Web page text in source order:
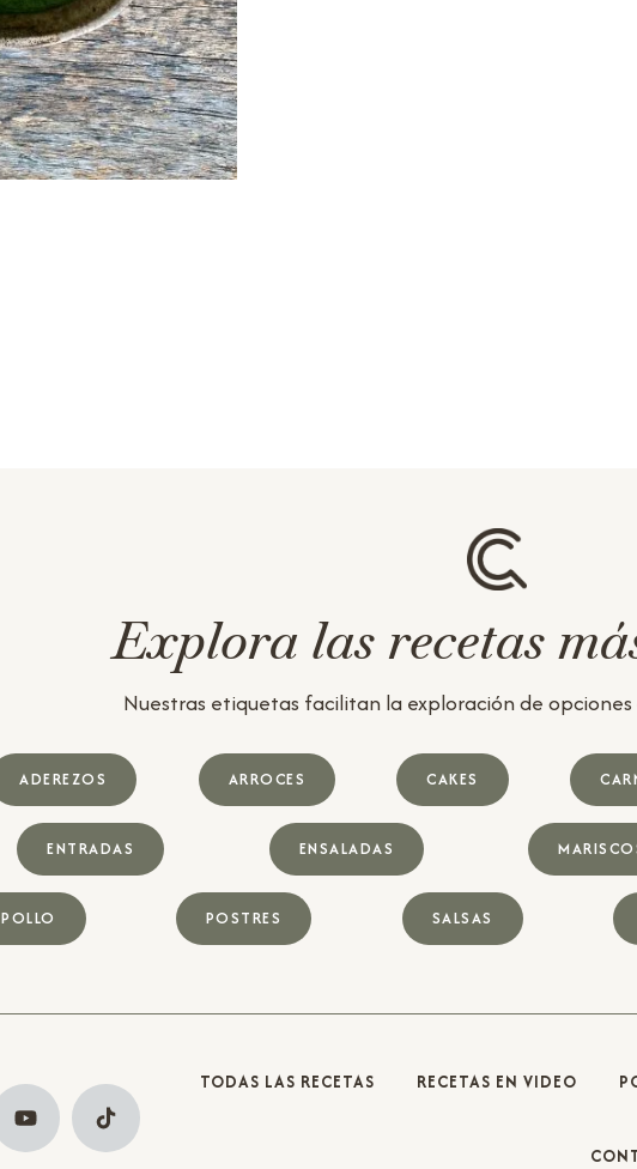
Explora las recetas
Nuestras etiquetas facilitan la exploración de opciones
ADEREZOS ARROCES CAKES
ENTRADAS ENSALADAS
POLLO POSTRES SALSAS
TODAS LAS RECETAS RECETAS EN VIDEO